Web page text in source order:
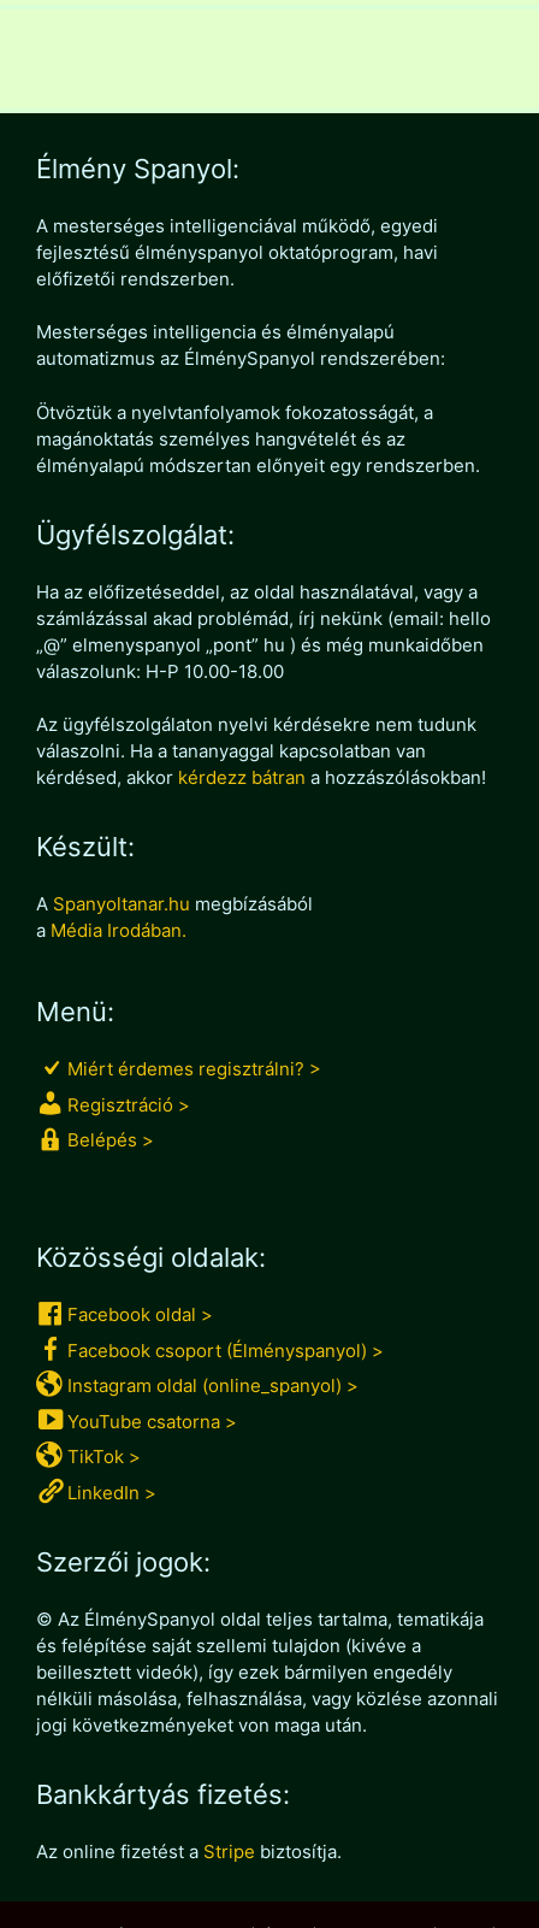
Élmény Spanyol:
A mesterséges intelligenciával működő, egyedi
fejlesztésű élményspanyol oktatóprogram, havi
előfizetői rendszerben.
Mesterséges intelligencia és élményalapú
automatizmus az ÉlménySpanyol rendszerében:
Ötvöztük a nyelvtanfolyamok fokozatosságát, a
magánoktatás személyes hangvételét és az
élményalapú módszertan előnyeit egy rendszerben.
Ügyfélszolgálat:
Ha az előfizetéseddel, az oldal használatával, vagy a
számlázással akad problémád, írj nekünk (email: hello
„@” elmenyspanyol „pont” hu ) és még munkaidőben
válaszolunk: H-P 10.00-18.00
Az ügyfélszolgálaton nyelvi kérdésekre nem tudunk
válaszolni. Ha a tananyaggal kapcsolatban van
kérdésed, akkor kérdezz bátran a hozzászólásokban!
Készült:
A Spanyoltanar.hu megbízásából
a Média Irodában.
Menü:
Miért érdemes regisztrálni? >
Regisztráció >
Belépés >
Közösségi oldalak:
Facebook oldal >
Facebook csoport (Élményspanyol) >
Instagram oldal (online_spanyol) >
YouTube csatorna >
TikTok >
LinkedIn >
Szerzői jogok:
© Az ÉlménySpanyol oldal teljes tartalma, tematikája
és felépítése saját szellemi tulajdon (kivéve a
beillesztett videók), így ezek bármilyen engedély
nélküli másolása, felhasználása, vagy közlése azonnali
jogi következményeket von maga után.
Bankkártyás fizetés:
Az online fizetést a Stripe biztosítja.